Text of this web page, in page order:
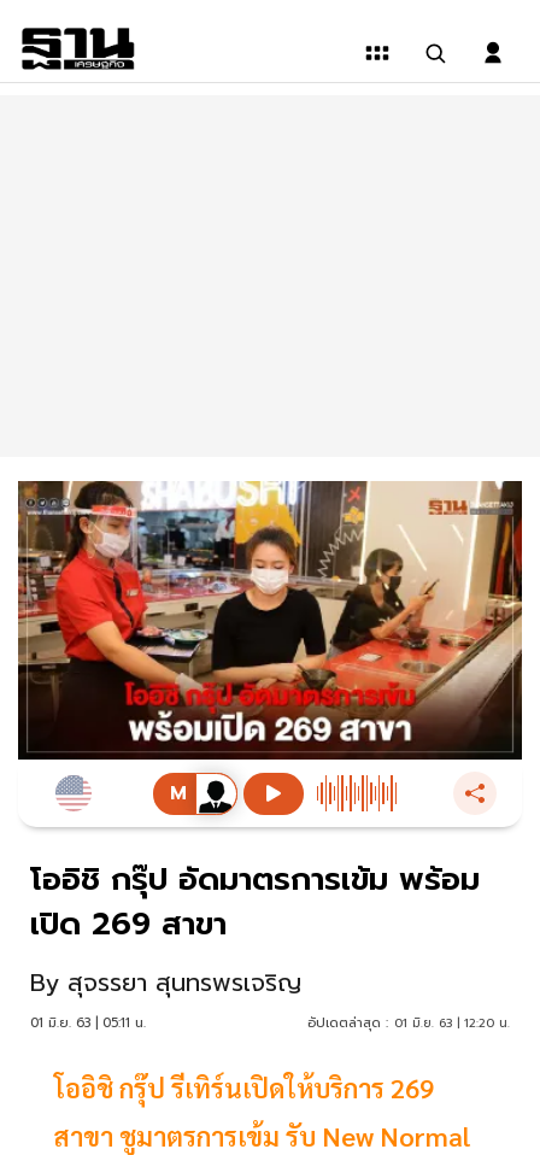
โออิชิ กรุ๊ป อัดมาตรการเข้ม พร้อม
เปิด 269 สาขา
By สุจรรยา สุนทรพรเจริญ
01 มิ.ย. 63 | 05:11 น. อัปเดตล่าสุด : 01 มิ.ย. 63 | 12:20 น.
โออิชิ กรุ๊ป รีเทิร์นเปิดให้บริการ 269
สาขา ชูมาตรการเข้ม รับ New Normal